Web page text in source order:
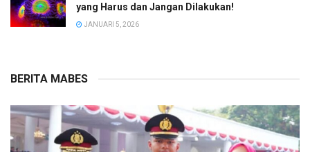
yang Harus dan Jangan Dilakukan!
JANUARI 5, 2026
BERITA MABES